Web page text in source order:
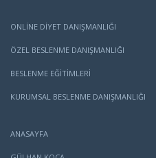
ONLINE DIYET DANIŞMANLIĞI
ÖZEL BESLENME DANIŞMANLIĞI
BESLENME EĞITIMLERI
KURUMSAL BESLENME DANIŞMANLIĞI
ANASAYFA